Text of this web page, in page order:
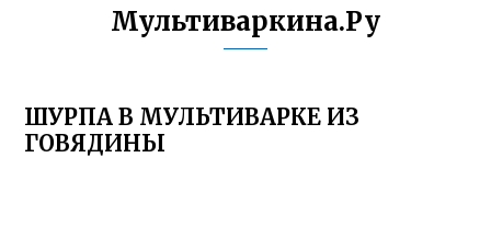
Мультиваркина.Ру
ШУРПА В МУЛЬТИВАРКЕ ИЗ
ГОВЯДИНЫ